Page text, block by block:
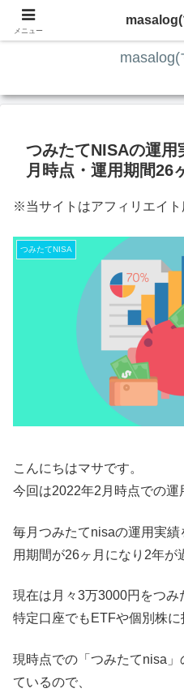
ITの知識4割・ガジェット4
masalog(
つみたてNISAの運用
月時点・運用期間26
※当サイトはアフィリエイト
つみたてNISA
こんにちはマサです。
今回は2022年2月時点での運
毎月つみたてnisaの運用実
用期間が26ヶ月になり2年が
現在は月々3万3000円をつみ
特定口座でもETFや個別株に
現時点での「つみたてnisa
ているので、
メニュー